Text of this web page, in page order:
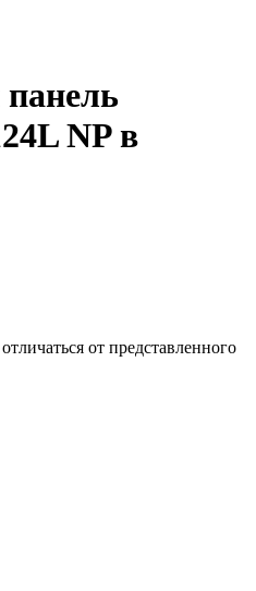
NP в
от представленного